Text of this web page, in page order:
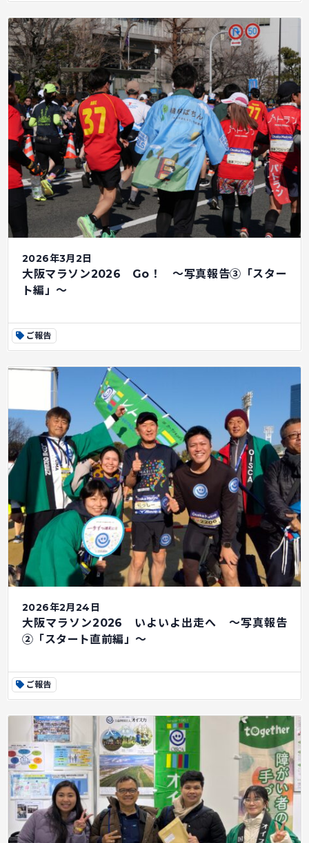
2026年3月2日
大阪マラソン2026 Go！ ～写真報告③「スター
ト編」～
ご報告
2026年2月24日
大阪マラソン2026 いよいよ出走へ ～写真報告
②「スタート直前編」～
ご報告